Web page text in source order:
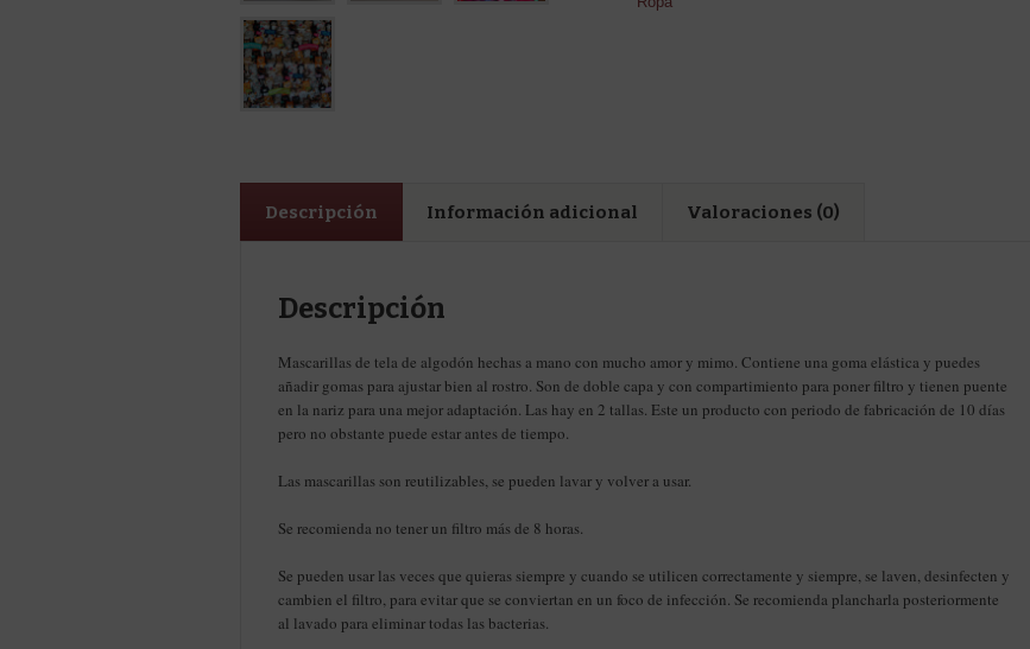
Descripción Información adicional Valoraciones (0)
Descripción
Mascarillas de tela de algodón hechas a mano con mucho amor y mimo. Contiene una goma elástica y puedes
añadir gomas para ajustar bien al rostro. Son de doble capa y con compartimiento para poner filtro y tienen puente
en la nariz para una mejor adaptación. Las hay en 2 tallas. Este un producto con periodo de fabricación de 10 días
pero no obstante puede estar antes de tiempo.
Las mascarillas son reutilizables, se pueden lavar y volver a usar.
Se recomienda no tener un filtro más de 8 horas.
Se pueden usar las veces que quieras siempre y cuando se utilicen correctamente y siempre, se laven, desinfecten y
cambien el filtro, para evitar que se conviertan en un foco de infección. Se recomienda plancharla posteriormente
al lavado para eliminar todas las bacterias.